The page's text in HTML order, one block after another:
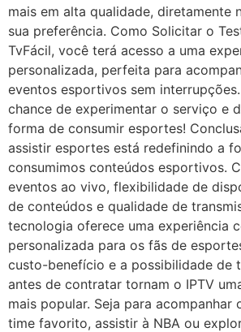
mais em alta qualidade, diretamente
sua preferência. Como Solicitar o
TvFácil, você terá acesso a uma
personalizada, perfeita para
eventos esportivos sem
chance de experimentar o serviço e
forma de consumir esportes!
assistir esportes está redefinindo a
consumimos conteúdos esportivos.
eventos ao vivo, flexibilidade de
de conteúdos e qualidade de
tecnologia oferece uma experiência
personalizada para os fãs de
custo-benefício e a possibilidade de
antes de contratar tornam o IPTV
mais popular. Seja para acompanhar
time favorito, assistir à NBA ou